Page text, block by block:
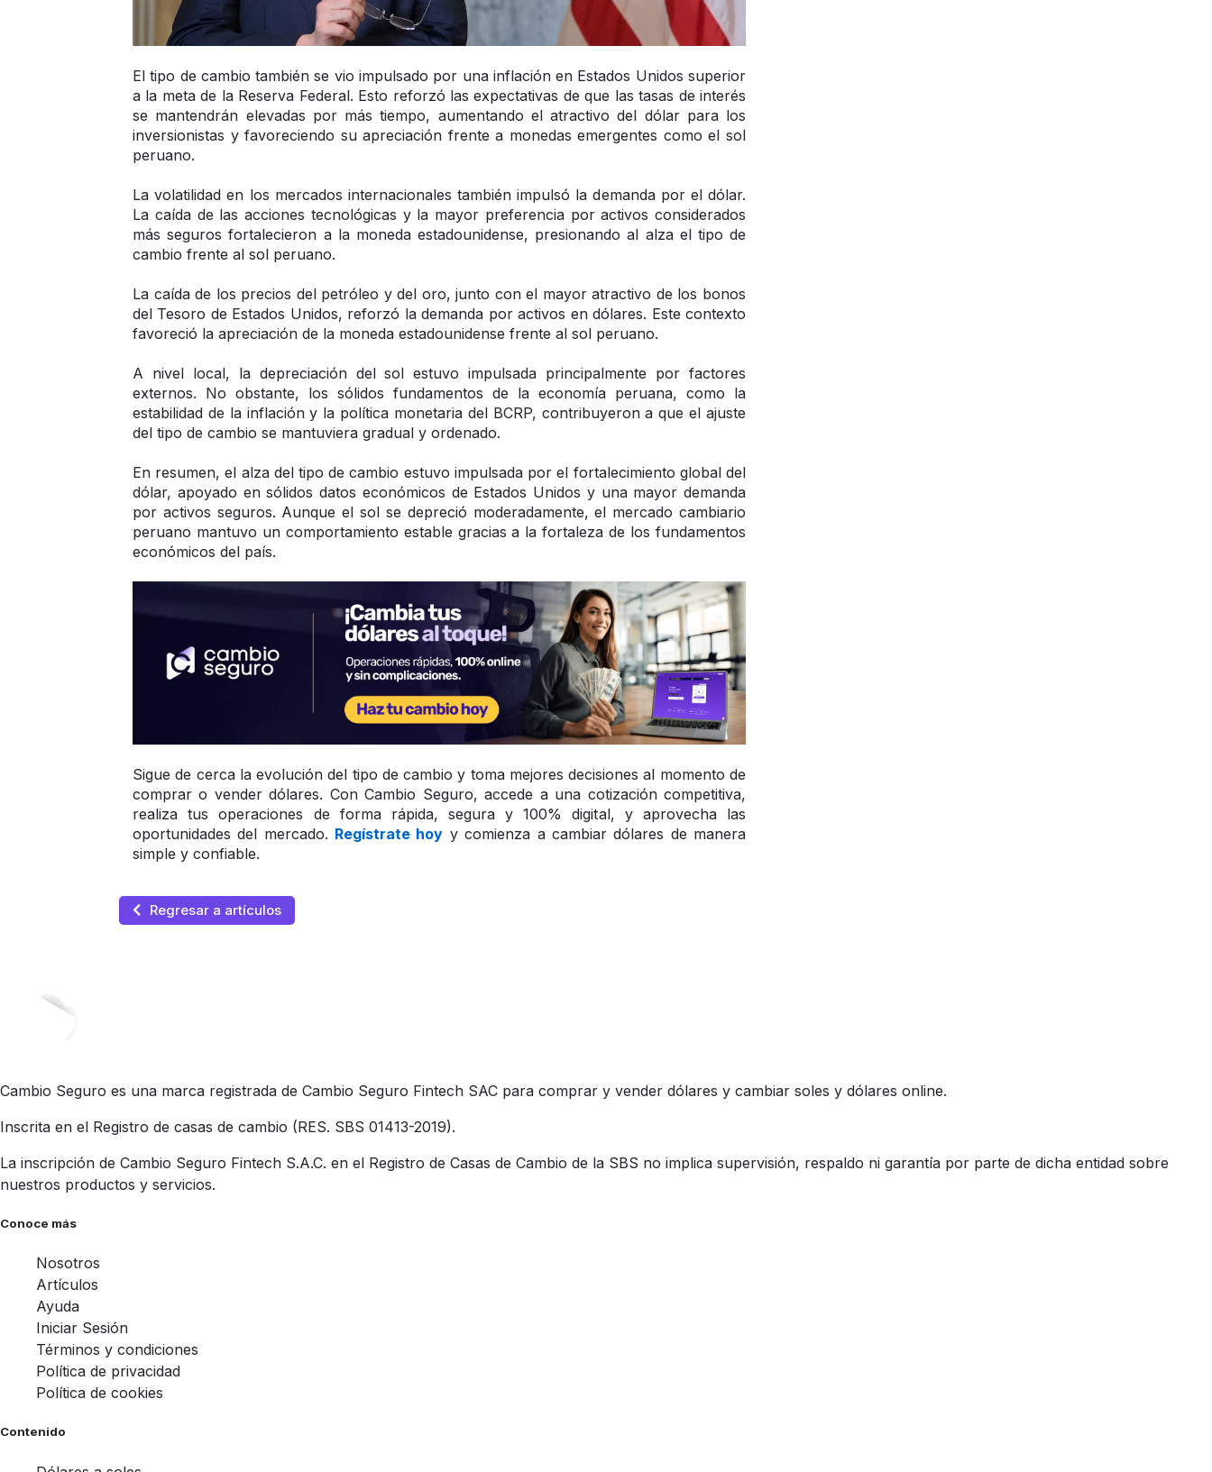
El tipo de cambio también se vio impulsado por una inflación en Estados Unidos superior
a la meta de la Reserva Federal. Esto reforzó las expectativas de que las tasas de interés
se mantendrán elevadas por más tiempo, aumentando el atractivo del dólar para los
inversionistas y favoreciendo su apreciación frente a monedas emergentes como el sol
peruano.
La volatilidad en los mercados internacionales también impulsó la demanda por el dólar.
La caída de las acciones tecnológicas y la mayor preferencia por activos considerados
más seguros fortalecieron a la moneda estadounidense, presionando al alza el tipo de
cambio frente al sol peruano.
La caída de los precios del petróleo y del oro, junto con el mayor atractivo de los bonos
del Tesoro de Estados Unidos, reforzó la demanda por activos en dólares. Este contexto
favoreció la apreciación de la moneda estadounidense frente al sol peruano.
A nivel local, la depreciación del sol estuvo impulsada principalmente por factores
externos. No obstante, los sólidos fundamentos de la economía peruana, como la
estabilidad de la inflación y la política monetaria del BCRP, contribuyeron a que el ajuste
del tipo de cambio se mantuviera gradual y ordenado.
En resumen, el alza del tipo de cambio estuvo impulsada por el fortalecimiento global del
dólar, apoyado en sólidos datos económicos de Estados Unidos y una mayor demanda
por activos seguros. Aunque el sol se depreció moderadamente, el mercado cambiario
peruano mantuvo un comportamiento estable gracias a la fortaleza de los fundamentos
económicos del país.
Sigue de cerca la evolución del tipo de cambio y toma mejores decisiones al momento de
comprar o vender dólares. Con Cambio Seguro, accede a una cotización competitiva,
realiza tus operaciones de forma rápida, segura y 100% digital, y aprovecha las
oportunidades del mercado. Regístrate hoy y comienza a cambiar dólares de manera
simple y confiable.
Regresar a artículos
Cambio Seguro es una marca registrada de Cambio Seguro Fintech SAC para comprar y vender dólares y cambiar soles y dólares online.
Inscrita en el Registro de casas de cambio (RES. SBS 01413-2019).
La inscripción de Cambio Seguro Fintech S.A.C. en el Registro de Casas de Cambio de la SBS no implica supervisión, respaldo ni garantía por parte de dicha entidad sobre
nuestros productos y servicios.
Conoce más
Nosotros
Artículos
Ayuda
Iniciar Sesión
Términos y condiciones
Política de privacidad
Política de cookies
Contenido